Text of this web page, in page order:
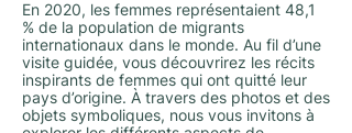
En 2020, les femmes représentaient 48,1
% de la population de migrants
internationaux dans le monde. Au fil d’une
visite guidée, vous découvrirez les récits
inspirants de femmes qui ont quitté leur
pays d’origine. À travers des photos et des
objets symboliques, nous vous invitons à